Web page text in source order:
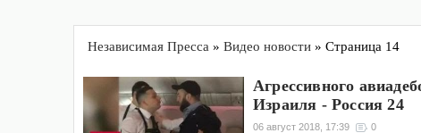
Независимая Пресса » Видео новости » Страница 14
Агрессивного
Израиля - Россия 24
06 август 2018, 17:39 0